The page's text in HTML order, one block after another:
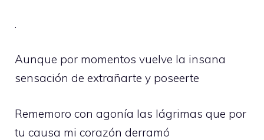
.
Aunque por momentos vuelve la insana
sensación de extrañarte y poseerte
Rememoro con agonía las lágrimas que por
tu causa mi corazón derramó